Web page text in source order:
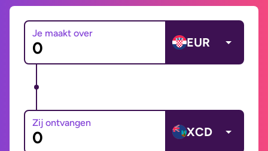
Je maakt over
EUR
Zij ontvangen
XCD